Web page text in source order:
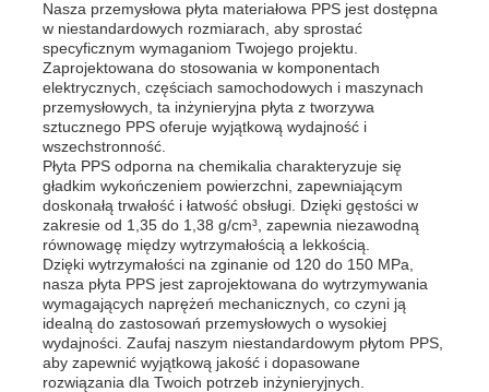
Nasza przemysłowa płyta materiałowa PPS jest dostępna
w niestandardowych rozmiarach, aby sprostać
specyficznym wymaganiom Twojego projektu.
Zaprojektowana do stosowania w komponentach
elektrycznych, częściach samochodowych i maszynach
przemysłowych, ta inżynieryjna płyta z tworzywa
sztucznego PPS oferuje wyjątkową wydajność i
wszechstronność.
Płyta PPS odporna na chemikalia charakteryzuje się
gładkim wykończeniem powierzchni, zapewniającym
doskonałą trwałość i łatwość obsługi. Dzięki gęstości w
zakresie od 1,35 do 1,38 g/cm³, zapewnia niezawodną
równowagę między wytrzymałością a lekkością.
Dzięki wytrzymałości na zginanie od 120 do 150 MPa,
nasza płyta PPS jest zaprojektowana do wytrzymywania
wymagających naprężeń mechanicznych, co czyni ją
idealną do zastosowań przemysłowych o wysokiej
wydajności. Zaufaj naszym niestandardowym płytom PPS,
aby zapewnić wyjątkową jakość i dopasowane
rozwiązania dla Twoich potrzeb inżynieryjnych.